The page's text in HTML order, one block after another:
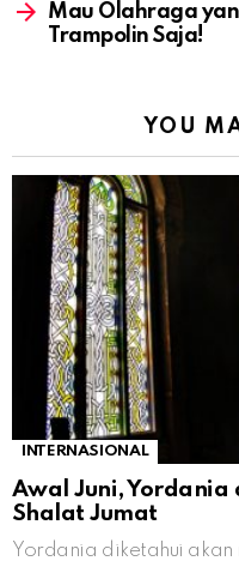
Mau Olahraga
Trampolin Saja!
YOU
INTERNASIONAL
Awal Juni, Yordania
Shalat Jumat
Yordania diketahui